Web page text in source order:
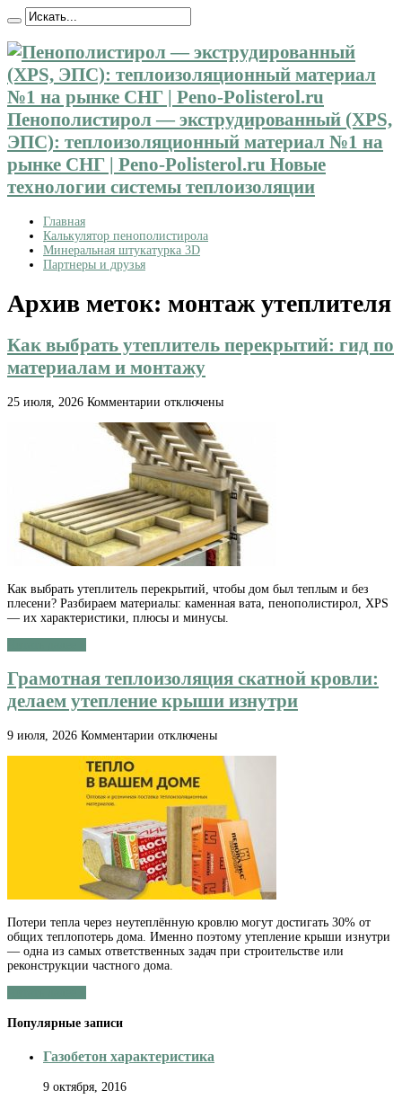
Пенополистирол — экструдированный (XPS,
ЭПС): теплоизоляционный материал №1 на
рынке СНГ | Peno-Polisterol.ru Новые
технологии системы теплоизоляции
Главная
Калькулятор пенополистирола
Минеральная штукатурка 3D
Партнеры и друзья
Архив меток: монтаж утеплителя
Как выбрать утеплитель перекрытий: гид по
материалам и монтажу
25 июля, 2026 Комментарии к
Как
выбрать
утеплитель
перекрытий:
гид
по
материалам
и
монтажу
отключены
Как выбрать утеплитель перекрытий, чтобы дом был теплым и без
плесени? Разбираем материалы: каменная вата, пенополистирол, XPS
— их характеристики, плюсы и минусы.
Грамотная теплоизоляция скатной кровли:
делаем утепление крыши изнутри
9 июля, 2026 Комментарии к
теплоизоляция
скатной
кровли:
делаем
утепление
крыши
изнутри
отключены
Потери тепла через неутеплённую кровлю могут достигать 30% от
общих теплопотерь дома. Именно поэтому утепление крыши изнутри
— одна из самых ответственных задач при строительстве или
реконструкции частного дома.
Популярные записи
Газобетон характеристика
9 октября, 2016